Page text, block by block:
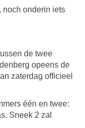
noch onderin iets
de twee
opeens de
zaterdag officieel
één en twee:
Sneek 2 zal